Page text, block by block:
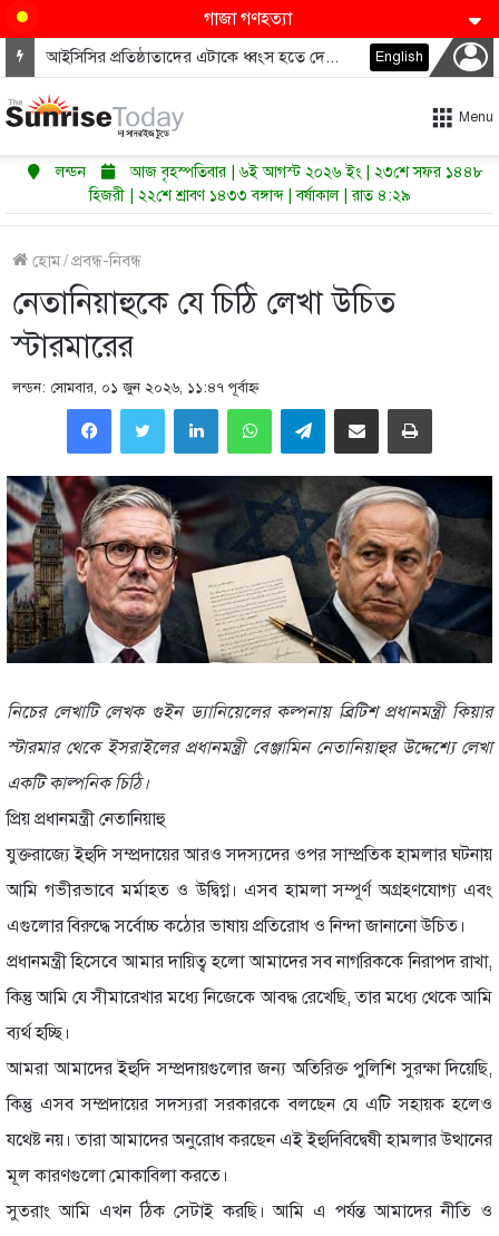
গাজা গণহত্যা
মধ্যপ্রাচ্যে কি শুরু হতে যাচ্ছে পারমাণবিক অস্ত্রের নতুন দৌড়? English
Menu
লন্ডন
আজ বৃহস্পতিবার | ৬ই আগস্ট ২০২৬ ইং | ২৩শে সফর ১৪৪৮
হিজরী | ২২শে শ্রাবণ ১৪৩৩ বঙ্গাব্দ | বর্ষাকাল | রাত ৪:২৯
হোম/প্রবন্ধ-নিবন্ধ
নেতানিয়াহুকে যে চিঠি লেখা উচিত
স্টারমারের
লন্ডন: সোমবার, ০১ জুন ২০২৬, ১১:৪৭ পূর্বাহ্ণ
LinkedInWhatsAppTelegramShare via Email Print
নিচের লেখাটি লেখক গুইন ড্যানিয়েলের কল্পনায় ব্রিটিশ প্রধানমন্ত্রী কিয়ার
স্টারমার থেকে ইসরাইলের প্রধানমন্ত্রী বেঞ্জামিন নেতানিয়াহুর উদ্দেশ্যে লেখা
একটি কাল্পনিক চিঠি।
প্রিয় প্রধানমন্ত্রী নেতানিয়াহু
যুক্তরাজ্যে ইহুদি সম্প্রদায়ের আরও সদস্যদের ওপর সাম্প্রতিক হামলার ঘটনায়
আমি গভীরভাবে মর্মাহত ও উদ্বিগ্ন। এসব হামলা সম্পূর্ণ অগ্রহণযোগ্য এবং
এগুলোর বিরুদ্ধে সর্বোচ্চ কঠোর ভাষায় প্রতিরোধ ও নিন্দা জানানো উচিত।
প্রধানমন্ত্রী হিসেবে আমার দায়িত্ব হলো আমাদের সব নাগরিককে নিরাপদ রাখা,
কিন্তু আমি যে সীমারেখার মধ্যে নিজেকে আবদ্ধ রেখেছি, তার মধ্যে থেকে আমি
ব্যর্থ হচ্ছি।
আমরা আমাদের ইহুদি সম্প্রদায়গুলোর জন্য অতিরিক্ত পুলিশি সুরক্ষা দিয়েছি,
কিন্তু এসব সম্প্রদায়ের সদস্যরা সরকারকে বলছেন যে এটি সহায়ক হলেও
যথেষ্ট নয়। তারা আমাদের অনুরোধ করছেন এই ইহুদিবিদ্বেষী হামলার উত্থানের
মূল কারণগুলো মোকাবিলা করতে।
সুতরাং আমি এখন ঠিক সেটাই করছি। আমি এ পর্যন্ত আমাদের নীতি ও